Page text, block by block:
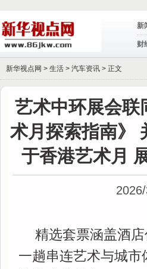
新
财
新华视点网 > 生活 > 汽车资讯 > 正文
艺术中环展会联
术月探索指南》
于香港艺术月
精选套票涵盖酒
一趟串连艺术与城